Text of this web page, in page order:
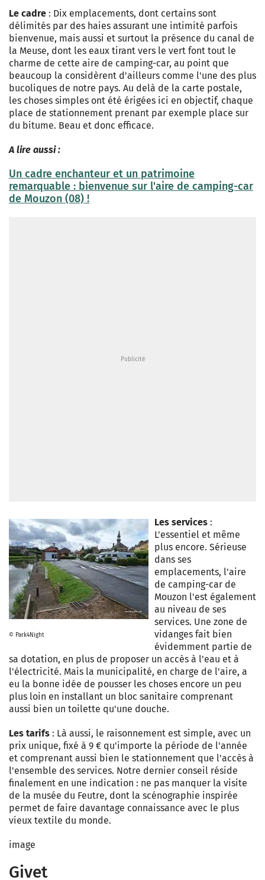
Le cadre : Dix emplacements, dont certains sont
délimités par des haies assurant une intimité parfois
bienvenue, mais aussi et surtout la présence du canal de
la Meuse, dont les eaux tirant vers le vert font tout le
charme de cette aire de camping-car, au point que
beaucoup la considèrent d'ailleurs comme l'une des plus
bucoliques de notre pays. Au delà de la carte postale,
les choses simples ont été érigées ici en objectif, chaque
place de stationnement prenant par exemple place sur
du bitume. Beau et donc efficace.
A lire aussi :
Un cadre enchanteur et un patrimoine
remarquable : bienvenue sur l'aire de camping-car
de Mouzon (08) !
© Park4Night
Les services :
L'essentiel et même
plus encore. Sérieuse
dans ses
emplacements, l'aire
de camping-car de
Mouzon l'est également
au niveau de ses
services. Une zone de
vidanges fait bien
évidemment partie de
sa dotation, en plus de proposer un accès à l'eau et à
l'électricité. Mais la municipalité, en charge de l'aire, a
eu la bonne idée de pousser les choses encore un peu
plus loin en installant un bloc sanitaire comprenant
aussi bien un toilette qu'une douche.
Les tarifs : Là aussi, le raisonnement est simple, avec un
prix unique, fixé à 9 € qu'importe la période de l'année
et comprenant aussi bien le stationnement que l'accès à
l'ensemble des services. Notre dernier conseil réside
finalement en une indication : ne pas manquer la visite
de la musée du Feutre, dont la scénographie inspirée
permet de faire davantage connaissance avec le plus
vieux textile du monde.
image
Givet